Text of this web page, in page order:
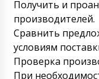
Получить и
производителей.
Сравнить
условиям
Проверка
При
Наталья
За доставку в
что-то
Роман